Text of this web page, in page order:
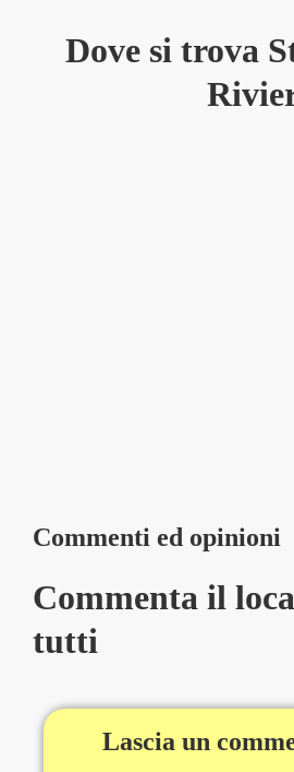
Dove si trova
Commenti ed opinioni
Commenta il
tutti
Lascia un